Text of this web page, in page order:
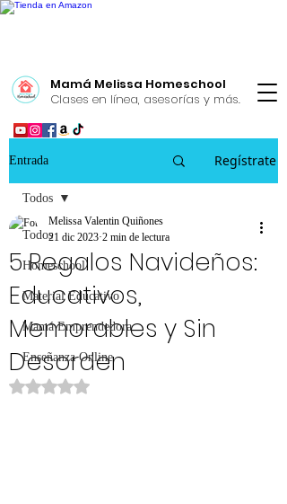
Mamá Melissa Homeschool
Clases en línea, asesorías y más.
Entrada Regístrate
Todos
Homeschool
Material Educativo
Mamá Emprendedora
Enseñanza Online
Todos
5 Regalos Navideños:
Educativos,
Memorables y Sin
Desorden
Melissa Valentin Quiñones
21 dic 2023 2 min de lectura
Obtuvo NaN de 5 estrellas.